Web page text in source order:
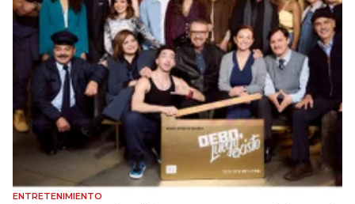
ENTRETENIMIENTO